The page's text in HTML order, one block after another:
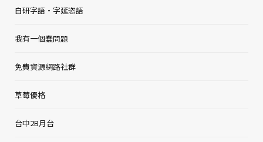
自研字語・字延恣語
我有一個蠢問題
免費資源網路社群
草莓優格
台中2B月台